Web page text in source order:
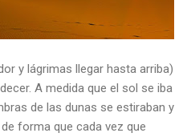
y lágrimas llegar hasta arriba)
A medida que el sol se iba
de las dunas se estiraban y
forma que cada vez que